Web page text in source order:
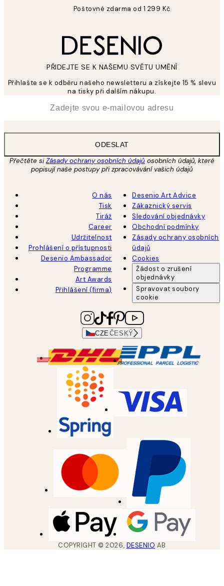
Poštovné zdarma od 1 299 Kč
PŘIDEJTE SE K NAŠEMU SVĚTU UMĚNÍ
Přihlašte se k odběru našeho newsletteru a získejte 15 % slevu
na tisky při dalším nákupu.
ODESLAT
Přečtěte siZásady ochrany osobních údajů osobních údajů, které
popisují naše postupy při zpracovávání vašich údajů
O nás
Tisk
Tiráž
Career
Udržitelnost
Prohlášení o přístupnosti
Desenio Ambassador
Programme
Art Awards
Přihlášení (firma)
Desenio Art Advice
Zákaznický servis
Sledování objednávky
Obchodní podmínky
Zásady ochrany osobních
údajů
Cookies
Žádost o zrušení
objednávky
Spravovat soubory
cookie
CZE ČESKÝ
COPYRIGHT ©2026, DESENIO AB